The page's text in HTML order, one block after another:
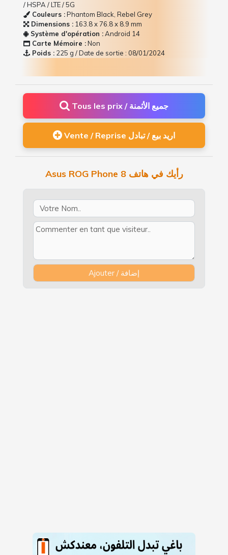
/ HSPA / LTE / 5G
Couleurs :Phantom Black, Rebel Grey
Dimensions : 163.8 x 76.8 x 8.9 mm
Système d'opération :Android 14
Carte Mémoire :Non
Poids : 225 g / Date de sortie : 08/01/2024
Tous les prix / جميع الأثمنة
Vente / Reprise اريد بيع / تبادل
Asus ROG Phone 8 رأيك في هاتف